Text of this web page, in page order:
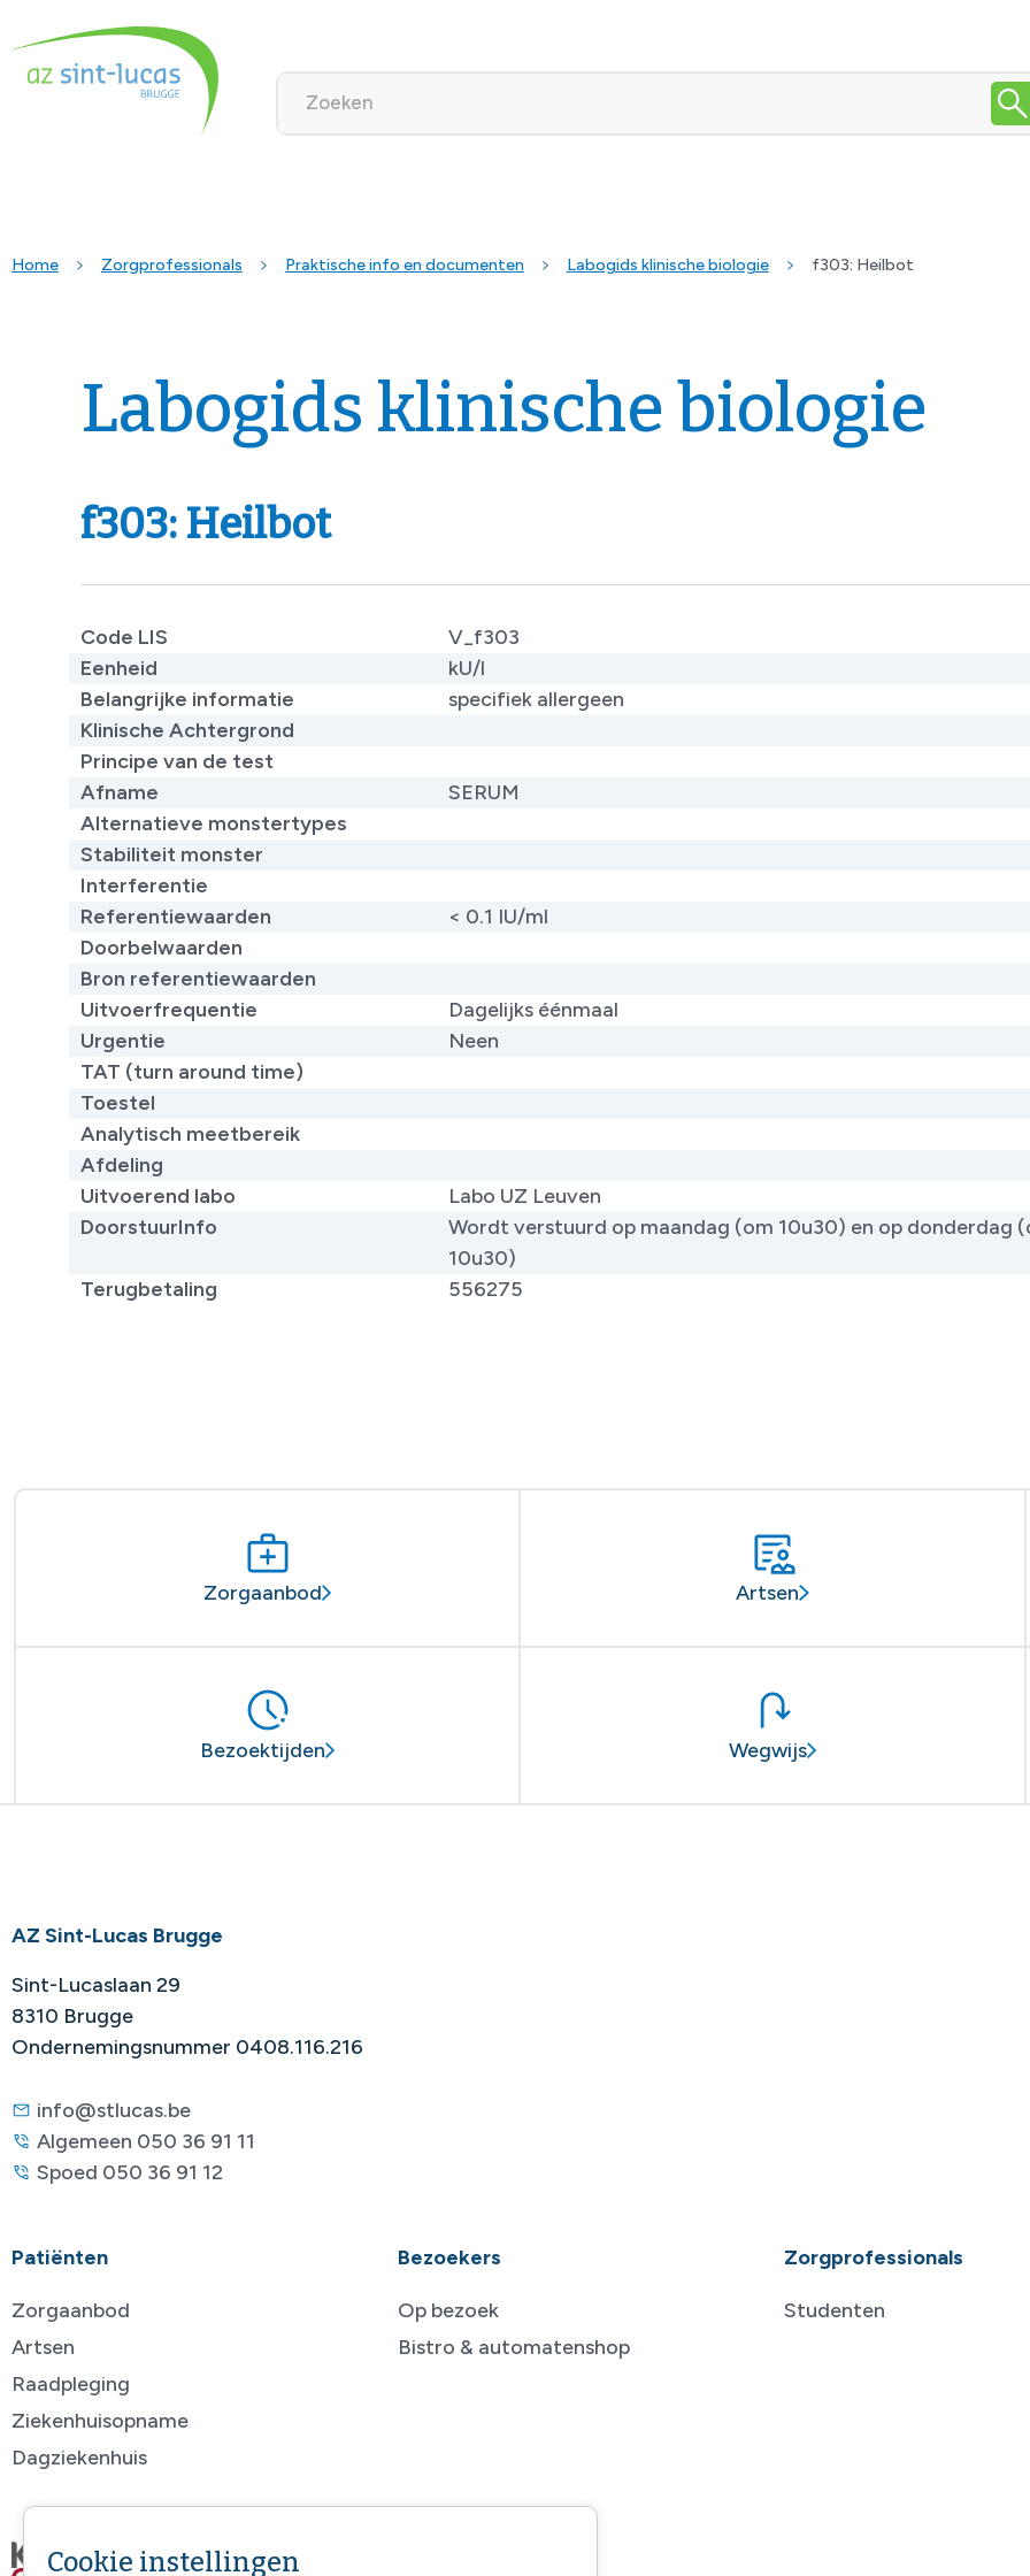
Home Zorgprofessionals Praktische info en documenten Labogids klinische biologie f303: Heilbot
Labogids klinische biologie
f303: Heilbot
Code LIS
V_f303
Eenheid
kU/l
Belangrijke informatie
specifiek allergeen
Klinische Achtergrond
Principe van de test
Afname
SERUM
Alternatieve monstertypes
Stabiliteit monster
Interferentie
Referentiewaarden
< 0.1 IU/ml
Doorbelwaarden
Bron referentiewaarden
Uitvoerfrequentie
Dagelijks éénmaal
Urgentie
Neen
TAT (turn around time)
Toestel
Analytisch meetbereik
Afdeling
Uitvoerend labo
Labo UZ Leuven
DoorstuurInfo
Wordt verstuurd op maandag (om 10u30) en op donderdag
10u30)
Terugbetaling
556275
Zorgaanbod Artsen
Bezoektijden Wegwijs
AZ Sint-Lucas Brugge
Sint-Lucaslaan 29
8310 Brugge
Ondernemingsnummer 0408.116.216
info@stlucas.be
Algemeen 050 36 91 11
Spoed 050 36 91 12
Patiënten
Zorgaanbod
Artsen
Raadpleging
Ziekenhuisopname
Dagziekenhuis
Bezoekers
Op bezoek
Bistro & automatenshop
Zorgprofessionals
Studenten
Cookie instellingen